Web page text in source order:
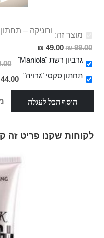
מוצר זה:
ורוניקה –
99.00 ₪
מחיר
מבצע
49.00 ₪
גרביון רשת "Maniola"
₪
תחתון סקסי "גרויה" 44.00 ₪
הוסף הכל לעגלה
לקוחות שקנו פריט זה